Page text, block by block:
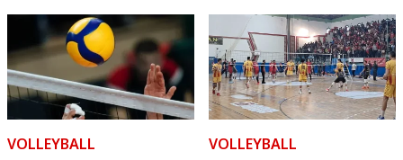
VOLLEYBALL
VOLLEYBALL